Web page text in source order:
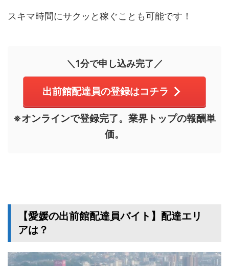
スキマ時間にサクッと稼ぐことも可能です！
＼1分で申し込み完了／
出前館配達員の登録はコチラ
※オンラインで登録完了。業界トップの報酬単
価。
【愛媛の出前館配達員バイト】配達エリ
アは？